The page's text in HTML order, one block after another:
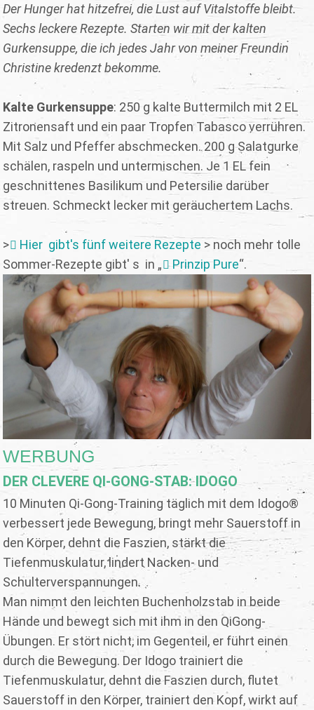
Der Hunger hat hitzefrei, die Lust auf Vitalstoffe bleibt.
Sechs leckere Rezepte. Starten wir mit der kalten
Gurkensuppe, die ich jedes Jahr von meiner Freundin
Christine kredenzt bekomme.
Kalte Gurkensuppe: 250 g kalte Buttermilch mit 2 EL
Zitronensaft und ein paar Tropfen Tabasco verrühren.
Mit Salz und Pfeffer abschmecken. 200 g Salatgurke
schälen, raspeln und untermischen. Je 1 EL fein
geschnittenes Basilikum und Petersilie darüber
streuen. Schmeckt lecker mit geräuchertem Lachs.
> Hier gibt's fünf weitere Rezepte > noch mehr tolle
Sommer-Rezepte gibt' s in „
Prinzip Pure“.
WERBUNG
DER CLEVERE QI-GONG-STAB: IDOGO
10 Minuten Qi-Gong-Training täglich mit dem Idogo®
verbessert jede Bewegung, bringt mehr Sauerstoff in
den Körper, dehnt die Faszien, stärkt die
Tiefenmuskulatur, lindert Nacken- und
Schulterverspannungen.
Man nimmt den leichten Buchenholzstab in beide
Hände und bewegt sich mit ihm in den QiGong-
Übungen. Er stört nicht, im Gegenteil, er führt einen
durch die Bewegung. Der Idogo trainiert die
Tiefenmuskulatur, dehnt die Faszien durch, flutet
Sauerstoff in den Körper, trainiert den Kopf, wirkt auf